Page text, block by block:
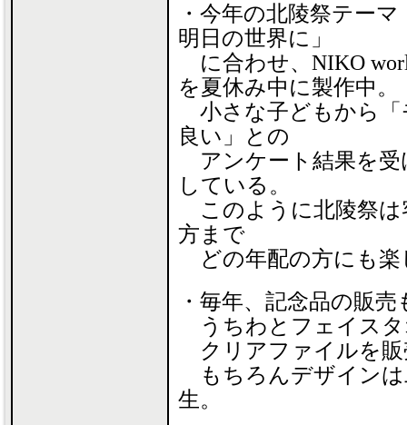
・今年の北陵祭テー
明日の世界に」
に合わせ、NIKO
を夏休み中に製作中。
小さな子どもから「
良い」との
アンケート結果を受
している。
このように北陵祭は
方まで
どの年配の方にも楽
・毎年、記念品の販売
うちわとフェイス
クリアファイルを販
もちろんデザインは
生。